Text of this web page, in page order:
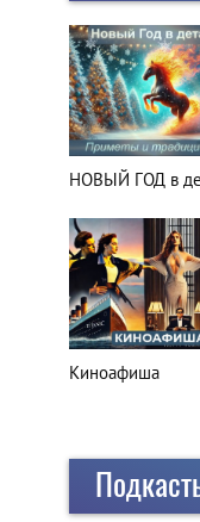
На четырёх
Главные песни